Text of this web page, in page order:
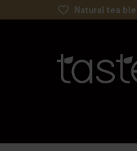
Natural tea